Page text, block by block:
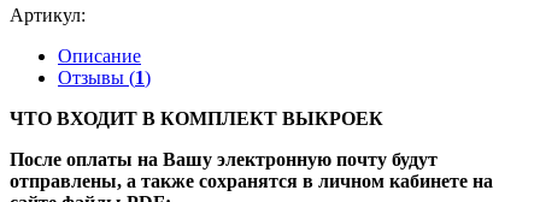
Артикул:
Описание
Отзывы (1)
ЧТО ВХОДИТ В КОМПЛЕКТ ВЫКРОЕК
После оплаты на Вашу электронную почту будут
отправлены, а также сохранятся в личном кабинете на